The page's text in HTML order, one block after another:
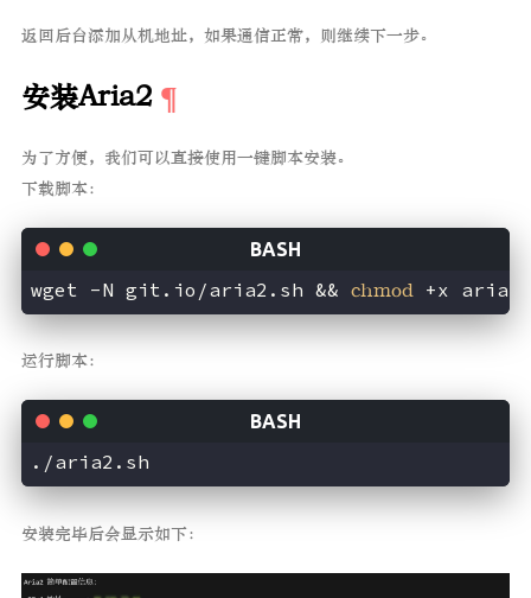
返回后台添加从机地址，如果通信正常，则继续下一步。
安装Aria2
为了方便，我们可以直接使用一键脚本安装。
下载脚本：
wget -N git.io/aria2.sh && chmod
运行脚本：
安装完毕后会显示如下：